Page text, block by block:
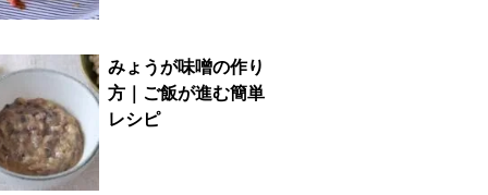
みょうが味噌の作り
方｜ご飯が進む簡単
レシピ